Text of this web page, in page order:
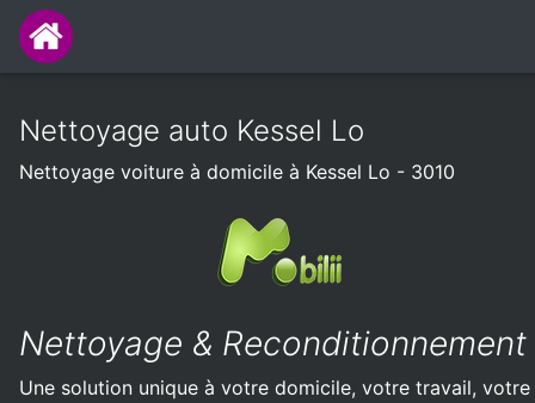
Nettoyage auto Kessel Lo
Nettoyage voiture à domicile à Kessel Lo - 3010
Nettoyage & Reconditionnement
Une solution unique à votre domicile, votre travail, votre